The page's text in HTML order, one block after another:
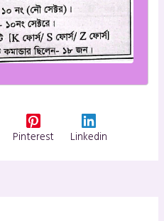
Pinterest Linkedin